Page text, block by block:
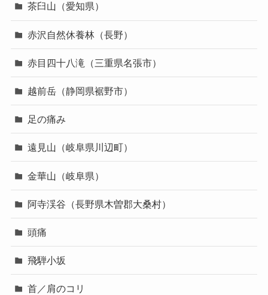
茶臼山（愛知県）
赤沢自然休養林（長野）
赤目四十八滝（三重県名張市）
越前岳（静岡県裾野市）
足の痛み
遠見山（岐阜県川辺町）
金華山（岐阜県）
阿寺渓谷（長野県木曽郡大桑村）
頭痛
飛騨小坂
首／肩のコリ